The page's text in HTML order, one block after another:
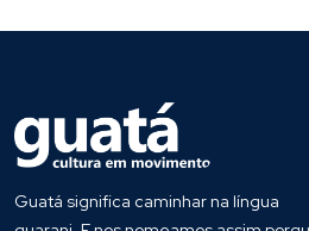
Guatá significa caminhar na língua